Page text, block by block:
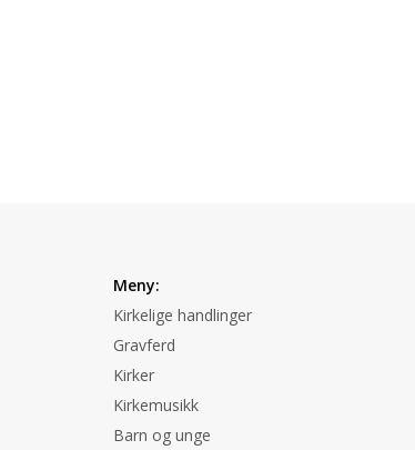
Meny:
Kirkelige handlinger
Gravferd
Kirker
Kirkemusikk
Barn og unge